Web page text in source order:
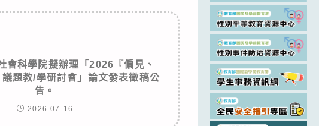
會科學院擬辦理「2026『偏見、
題教/學研討會」論文發表徵稿公
告。
2026-07-16